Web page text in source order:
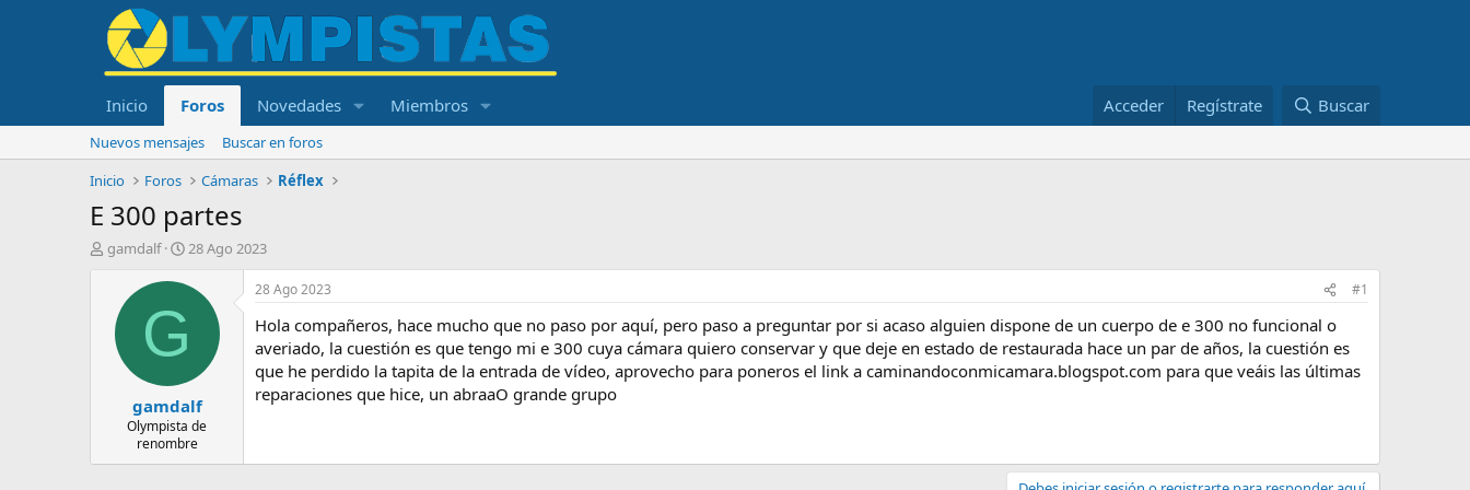
Inicio Foros Novedades Miembros Acceder Regístrate Buscar
Nuevos mensajes
Buscar en foros
Inicio
Foros Cámaras Réflex
E 300 partes
I
l
gamdalf
F
c
i
n
c
i
28 Ago 2023
G
gamdalf
Olympista de
renombre
28 Ago 2023 #1
Hola compañeros, hace mucho que no paso por aquí, pero paso a preguntar por si acaso alguien dispone de un cuerpo de e 300 no funcional o
averiado, la cuestión es que tengo mi e 300 cuya cámara quiero conservar y que deje en estado de restaurada hace un par de años, la cuestión es
que he perdido la tapita de la entrada de vídeo, aprovecho para poneros el link a caminandoconmicamara.blogspot.com para que veáis las últimas
reparaciones que hice, un abraaO grande grupo